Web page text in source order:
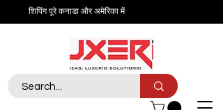
शिपिंग पूरे कनाडा और अमेरिका में